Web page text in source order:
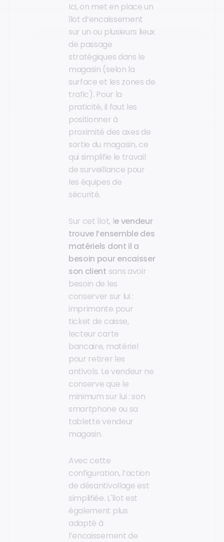
Ici, on met en place un
îlot d’encaissement
sur un ou plusieurs lieux
de passage
stratégiques dans le
magasin (selon la
surface et les zones de
trafic). Pour la
praticité, il faut les
positionner à
proximité des axes de
sortie du magasin, ce
qui simplifie le travail
de surveillance pour
les équipes de
sécurité.
Sur cet îlot, le vendeur
trouve l’ensemble des
matériels dont il a
besoin pour encaisser
son client sans avoir
besoin de les
conserver sur lui :
imprimante pour
ticket de caisse,
lecteur carte
bancaire, matériel
pour retirer les
antivols. Le vendeur ne
conserve que le
minimum sur lui : son
smartphone ou sa
tablette vendeur
magasin.
Avec cette
configuration, l’action
de désantivollage est
simplifiée. L'îlot est
également plus
adapté à
l’encaissement de